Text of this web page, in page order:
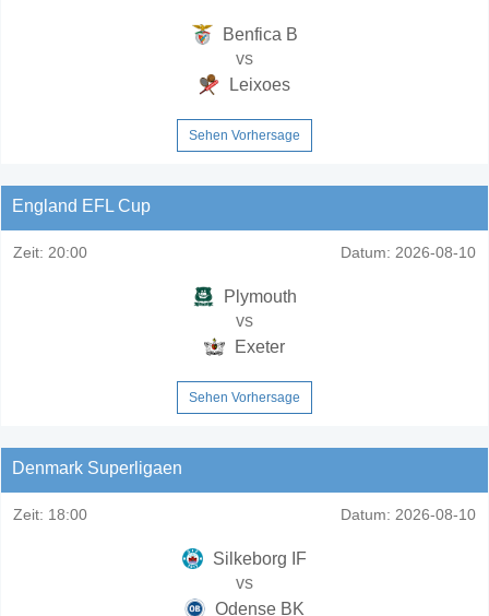
Benfica B
vs
Leixoes
Sehen Vorhersage
England EFL Cup
Zeit: 20:00 Datum: 2026-08-10
Plymouth
vs
Exeter
Sehen Vorhersage
Denmark Superligaen
Zeit: 18:00 Datum: 2026-08-10
Silkeborg IF
vs
Odense BK